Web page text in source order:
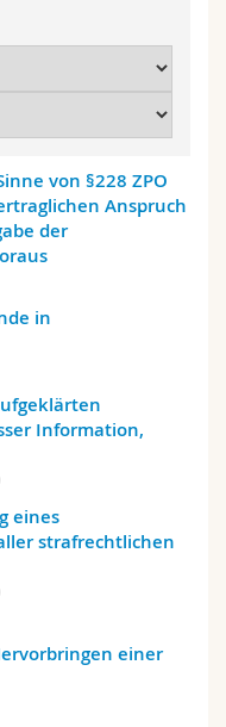
von §228 ZPO
Anspruch
der
in
Information,
eines
strafrechtlichen
einer